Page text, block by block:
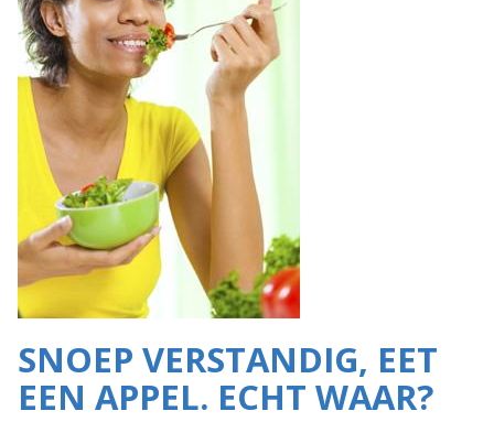
SNOEP VERSTANDIG, EET
EEN APPEL. ECHT WAAR?